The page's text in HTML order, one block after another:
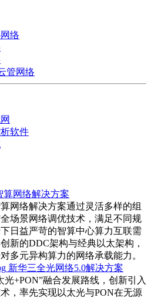
络
管网络
软件
算网络解决方案
网络解决方案通过灵活多样的组
场景网络调优技术，满足不同规
日益严苛的智算中心算力互联需
新的DDC架构与经典以太架构，
多元异构算力的网络承载能力。
新华三全光网络5.0解决方案
光+PON”融合发展路线，创新引入
，率先实现以太光与PON在无源